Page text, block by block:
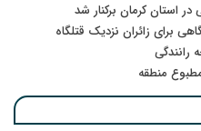
استان کرمان برکنار شد
برای زائران نزدیک قتلگاه
منطقه